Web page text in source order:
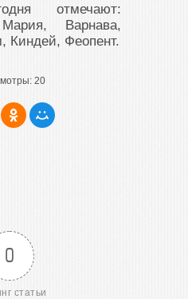
отмечают:
Варнава,
Киндей, Феопент.
20
0
статьи